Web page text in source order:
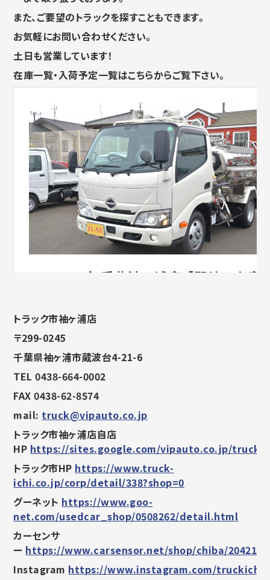
また、ご要望のトラックを探すこともできます。
お気軽にお問い合わせください。
土日も営業しています！
在庫一覧・入荷予定一覧はこちらからご覧下さい。
トラック市袖ヶ浦店
〒299-0245
千葉県袖ヶ浦市蔵波台4-21-6
TEL 0438-664-0002
FAX 0438-62-8574
mail: truck@vipauto.co.jp
トラック市袖ヶ浦店自店
HP https://sites.google.com/vipauto.co.jp/
トラック市HP https://www.truck-
ichi.co.jp/corp/detail/338?shop=0
グーネット https://www.goo-
net.com/usedcar_shop/0508262/detail.html
カーセンサ
ー https://www.carsensor.net/shop/chiba/
Instagram https://www.instagram.com/